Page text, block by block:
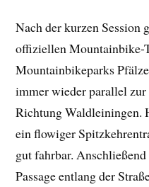
Nach der kurzen Session
offiziellen Mountainbike-
Mountainbikeparks
immer wieder parallel
Richtung Waldleiningen.
ein flowiger
gut fahrbar.
Passage entlang der